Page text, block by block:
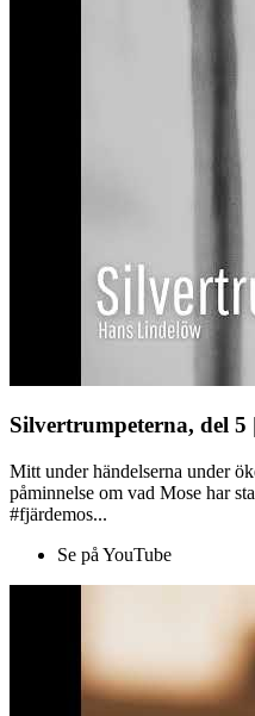
Silvertrumpeterna, del
Mitt under händelserna under
påminnelse om vad Mose har
#fjärdemos...
Se på YouTube